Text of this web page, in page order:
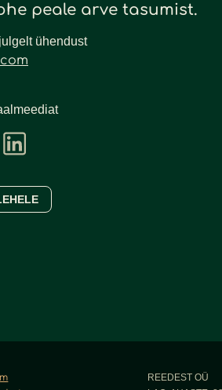
peale arve tasumist.
ühendust
REEDEST OÜ